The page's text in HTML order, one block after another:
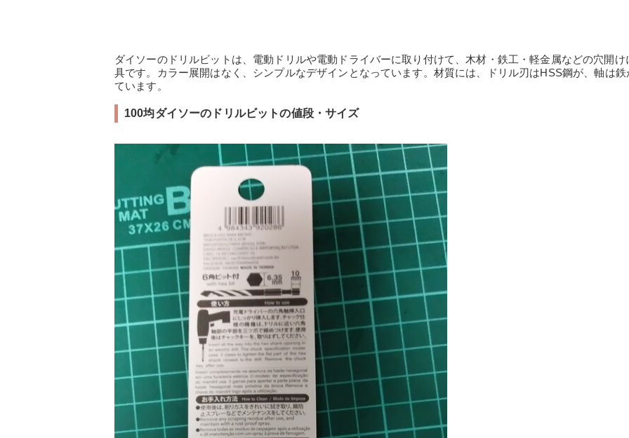
ダイソーのドリルビットは、電動ドリルや電動ドライバーに取り付けて、木材・鉄工・軽金属などの穴開け
具です。カラー展開はなく、シンプルなデザインとなっています。材質には、ドリル刃はHSS鋼が、軸は鉄
ています。
100均ダイソーのドリルビットの値段・サイズ